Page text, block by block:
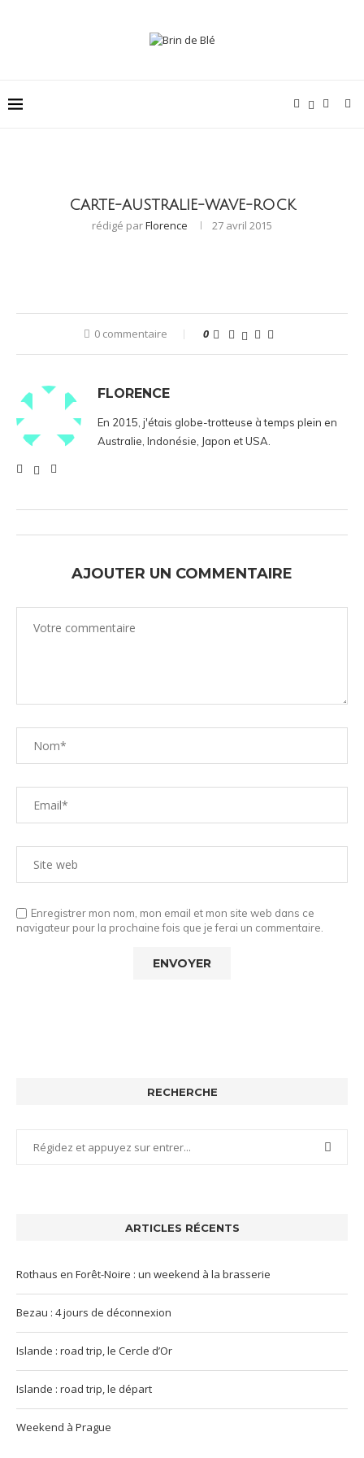
CARTE-AUSTRALIE-WAVE-ROCK
rédigé parFlorence 27 avril 2015
0 commentaire 0
FLORENCE
En 2015, j'étais globe-trotteuse à temps plein en
Australie, Indonésie, Japon et USA.
AJOUTER UN COMMENTAIRE
Enregistrer mon nom, mon email et mon site web dans ce
navigateur pour la prochaine fois que je ferai un commentaire.
RECHERCHE
ARTICLES RÉCENTS
Rothaus en Forêt-Noire : un weekend à la brasserie
Bezau : 4 jours de déconnexion
Islande : road trip, le Cercle d’Or
Islande : road trip, le départ
Weekend à Prague